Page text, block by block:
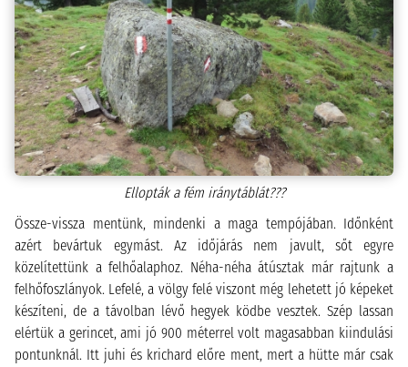
Ellopták a fém iránytáblát???
Össze-vissza mentünk, mindenki a maga tempójában. Időnként
azért bevártuk egymást. Az időjárás nem javult, sőt egyre
közelítettünk a felhőalaphoz. Néha-néha átúsztak már rajtunk a
felhőfoszlányok. Lefelé, a völgy felé viszont még lehetett jó képeket
készíteni, de a távolban lévő hegyek ködbe vesztek. Szép lassan
elértük a gerincet, ami jó 900 méterrel volt magasabban kiindulási
pontunknál. Itt juhi és krichard előre ment, mert a hütte már csak